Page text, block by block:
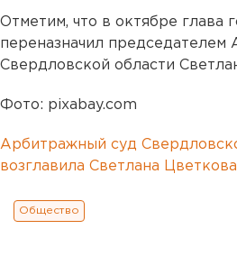
Отметим, что в октябре глава
переназначил председателем
Свердловской области
Фото: pixabay.com
Арбитражный суд
возглавила Светлана Цветкова
Общество